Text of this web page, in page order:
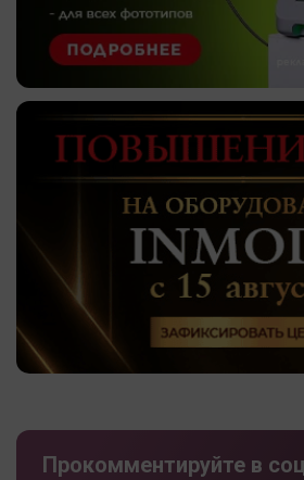
Прокомментируйте в